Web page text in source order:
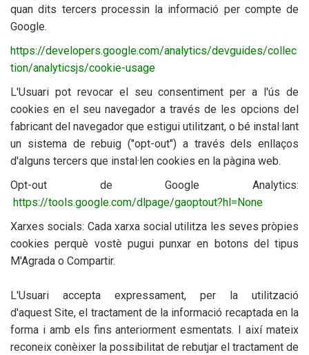
quan dits tercers processin la informació per compte de
Google.
https://developers.google.com/analytics/devguides/collec
tion/analyticsjs/cookie-usage
L'Usuari pot revocar el seu consentiment per a l'ús de
cookies en el seu navegador a través de les opcions del
fabricant del navegador que estigui utilitzant, o bé instal·lant
un sistema de rebuig ("opt-out") a través dels enllaços
d'alguns tercers que instal·len cookies en la pàgina web.
Opt-out de Google Analytics:
https://tools.google.com/dlpage/gaoptout?hl=None
Xarxes socials: Cada xarxa social utilitza les seves pròpies
cookies perquè vostè pugui punxar en botons del tipus
M'Agrada o Compartir.
L'Usuari accepta expressament, per la utilització
d'aquest Site, el tractament de la informació recaptada en la
forma i amb els fins anteriorment esmentats. I així mateix
reconeix conèixer la possibilitat de rebutjar el tractament de